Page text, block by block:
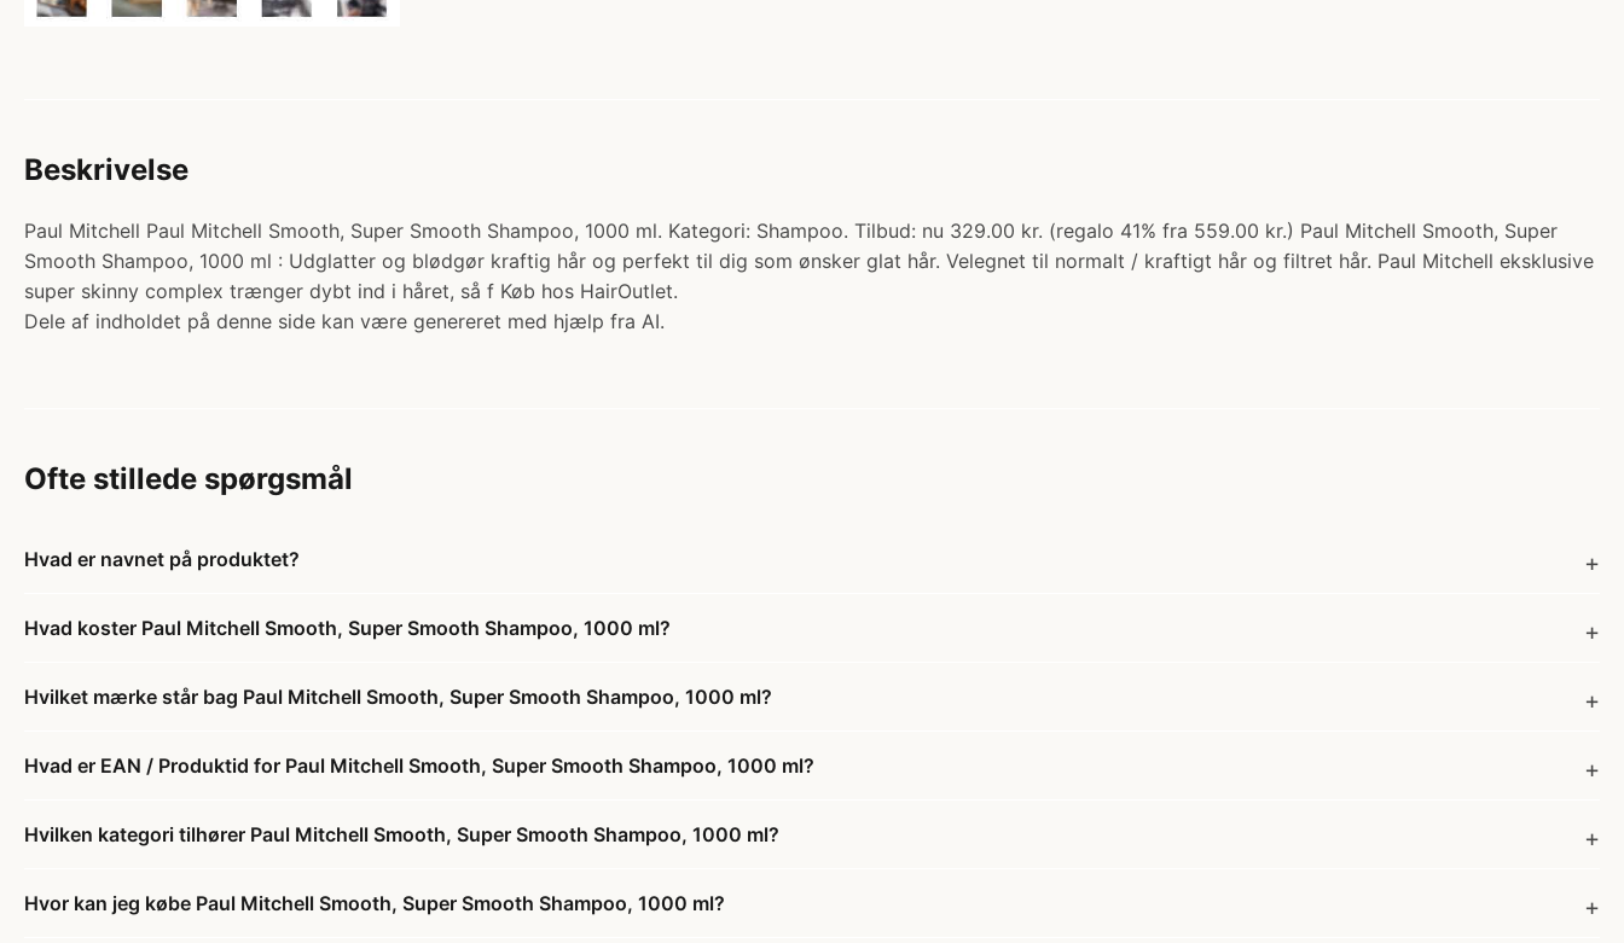
Beskrivelse
Paul Mitchell Paul Mitchell Smooth, Super Smooth Shampoo, 1000 ml. Kategori: Shampoo. Tilbud: nu 329.00 kr. (regalo 41% fra 559.00 kr.) Paul Mitchell Smooth, Super
Smooth Shampoo, 1000 ml : Udglatter og blødgør kraftig hår og perfekt til dig som ønsker glat hår. Velegnet til normalt / kraftigt hår og filtret hår. Paul Mitchell eksklusive
super skinny complex trænger dybt ind i håret, så f Køb hos HairOutlet.
Dele af indholdet på denne side kan være genereret med hjælp fra AI.
Ofte stillede spørgsmål
Hvad er navnet på produktet?
Hvad koster Paul Mitchell Smooth, Super Smooth Shampoo, 1000 ml?
Hvilket mærke står bag Paul Mitchell Smooth, Super Smooth Shampoo, 1000 ml?
Hvad er EAN / Produktid for Paul Mitchell Smooth, Super Smooth Shampoo, 1000 ml?
Hvilken kategori tilhører Paul Mitchell Smooth, Super Smooth Shampoo, 1000 ml?
Hvor kan jeg købe Paul Mitchell Smooth, Super Smooth Shampoo, 1000 ml?